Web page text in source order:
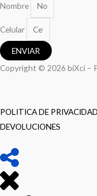
Nombre
Celular
ENVIAR
Copyright © 2026 biXci –
POLITICA DE PRIVACIDAD
DEVOLUCIONES